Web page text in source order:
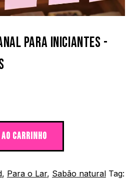
PARA INICIANTES -
CARRINHO
, Para o Lar, Sabão natural Tag: